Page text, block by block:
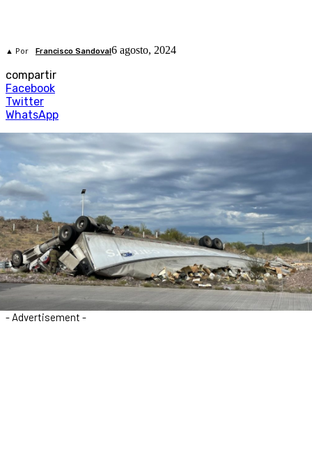
▲ Por Francisco Sandoval6 agosto, 2024
compartir
Facebook
Twitter
WhatsApp
- Advertisement -